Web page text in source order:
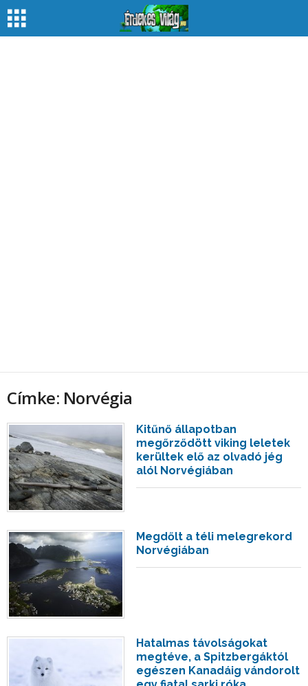
Címke: Norvégia
Kitűnő állapotban
megőrződött viking leletek
kerültek elő az olvadó jég
alól Norvégiában
Megdőlt a téli melegrekord
Norvégiában
Hatalmas távolságokat
megtéve, a Spitzbergáktól
egészen Kanadáig vándorolt